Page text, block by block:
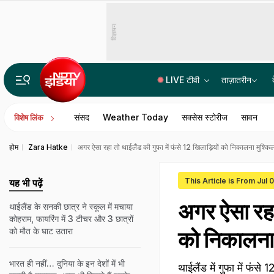
विज्ञापन
LIVE टीवी ताज़ातरीन
विशेष लिंक संसद Weather Today सक्सेस स्टोरीज सावन
होम Zara Hatke अगर ऐसा रहा तो थाईलैंड की गुफा में फंसे 12 खिलाड़ियों को निकालना मुश्किल
This Article is From Jul
अगर ऐसा
को
थाईलैंड में गुफा में फंसे 12
यह भी पढ़ें
थाईलैंड के सनकी छात्र ने स्कूल में मचाया
कोहराम, फायरिंग में 3 टीचर और 3 छात्रों
को मौत के घाट उतारा
भारत ही नहीं… दुनिया के इन देशों में भी